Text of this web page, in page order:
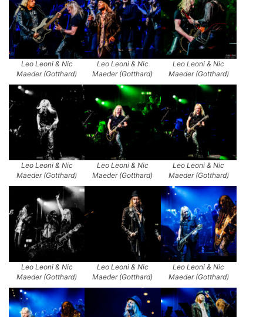
Leo Leoni & Nic
Maeder (Gotthard)
Leo Leoni & Nic
Maeder (Gotthard)
Leo Leoni & Nic
Maeder (Gotthard)
Leo Leoni & Nic
Maeder (Gotthard)
Leo Leoni & Nic
Maeder (Gotthard)
Leo Leoni & Nic
Maeder (Gotthard)
Leo Leoni & Nic
Maeder (Gotthard)
Leo Leoni & Nic
Maeder (Gotthard)
Leo Leoni & Nic
Maeder (Gotthard)